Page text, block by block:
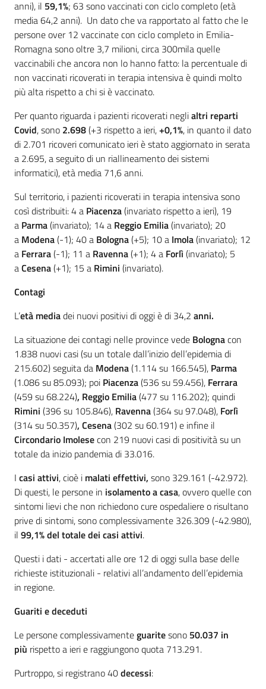
anni), il 59,1%; 63 sono vaccinati con ciclo completo (età
media 64,2 anni). Un dato che va rapportato al fatto che le
persone over 12 vaccinate con ciclo completo in Emilia-
Romagna sono oltre 3,7 milioni, circa 300mila quelle
vaccinabili che ancora non lo hanno fatto: la percentuale di
non vaccinati ricoverati in terapia intensiva è quindi molto
più alta rispetto a chi si è vaccinato.
Per quanto riguarda i pazienti ricoverati neglialtri reparti
Covid, sono 2.698(+3 rispetto a ieri,+0,1%, in quanto il dato
di 2.701 ricoveri comunicato ieri è stato aggiornato in serata
a 2.695, a seguito di un riallineamento dei sistemi
informatici), età media 71,6 anni.
Sul territorio, i pazienti ricoverati in terapia intensiva sono
così distribuiti: 4 a Piacenza(invariato rispetto a ieri), 19
a Parma(invariato); 14 a Reggio Emilia(invariato); 20
a Modena(-1); 40 a Bologna(+5); 10 a Imola(invariato); 12
a Ferrara(-1); 11 a Ravenna(+1); 4 a Forlì(invariato); 5
aCesena(+1); 15 a Rimini (invariato).
Contagi
L’età mediadei nuovi positivi di oggi è di 34,2 anni.
La situazione dei contagi nelle province vede Bolognacon
1.838 nuovi casi (su un totale dall’inizio dell’epidemia di
215.602) seguita da Modena(1.114 su 166.545), Parma
(1.086 su 85.093); poi Piacenza(536 su 59.456), Ferrara
(459 su 68.224), Reggio Emilia(477 su 116.202); quindi
Rimini (396 su 105.846), Ravenna(364 su 97.048), Forlì
(314 su 50.357), Cesena(302 su 60.191) e infine il
Circondario Imolesecon 219 nuovi casi di positività su un
totale da inizio pandemia di 33.016.
I casi attivi, cioè i malati effettivi, sono 329.161 (-42.972).
Di questi, le persone in isolamento a casa, ovvero quelle con
sintomi lievi che non richiedono cure ospedaliere o risultano
prive di sintomi, sono complessivamente 326.309 (-42.980),
il 99,1% del totale dei casi attivi.
Questi i dati - accertati alle ore 12 di oggi sulla base delle
richieste istituzionali - relativi all’andamento dell’epidemia
in regione.
Guariti e deceduti
Le persone complessivamenteguaritesono 50.037 in
più rispetto a ieri e raggiungono quota 713.291.
Purtroppo, si registrano 40decessi: